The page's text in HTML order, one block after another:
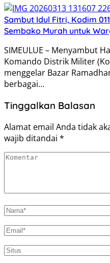
Sambut Idul Fitri, Kodim
Sembako Murah untuk
SIMEULUE – Menyambut
Komando Distrik Militer
menggelar Bazar
berbagai…
Tinggalkan Balasan
Alamat email Anda tidak
wajib ditandai *